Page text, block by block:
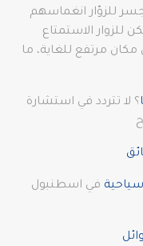
للزوّار انغماسهم
للزوار الاستمتاع
مكان مرتفع للغاية، ما
؟ لا تتردد في استشارة
في اسطنبول